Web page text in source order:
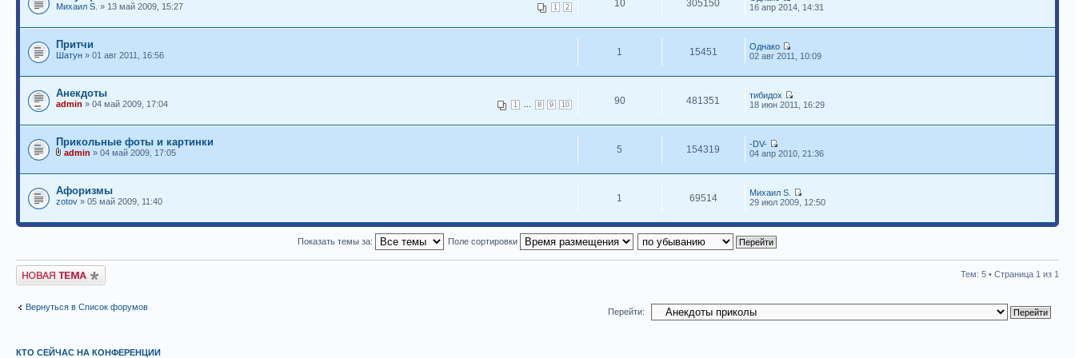
1 2
Михаил S. » 13 май 2009, 15:27 10 305150
16 апр 2014, 14:31
Притчи
Шатун » 01 авг 2011, 16:56 1 15451
Однако
02 авг 2011, 10:09
Анекдоты
1 ... 8 9 10
admin » 04 май 2009, 17:04 90 481351
тибидох
18 июн 2011, 16:29
Прикольные фоты и картинки
admin » 04 май 2009, 17:05 5 154319
-DV-
04 апр 2010, 21:36
Афоризмы
zotov » 05 май 2009, 11:40 1 69514
Михаил S.
29 июл 2009, 12:50
Показать темы за: Поле сортировки
Новая тема Тем: 5 • Страница 1 из 1
Вернуться в Список форумов
Перейти:
КТО СЕЙЧАС НА КОНФЕРЕНЦИИ